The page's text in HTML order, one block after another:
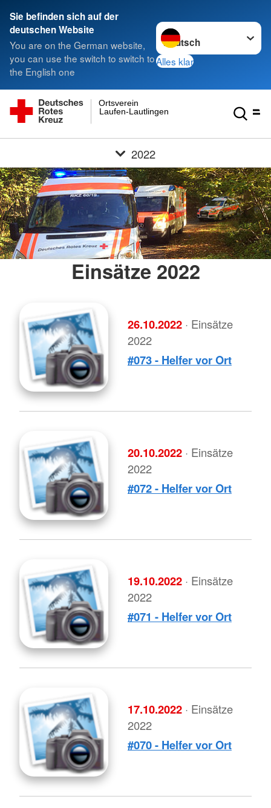
Sie befinden sich auf der
deutschen Website
You are on the German website,
you can use the switch to switch to
the English one
Sprache wechseln zu
Alles klar
Laufen-Lautlingen
Ortsverein
2022
Einsätze 2022
26.10.2022 · Einsätze
2022
#073 - Helfer vor Ort
20.10.2022 · Einsätze
2022
#072 - Helfer vor Ort
19.10.2022 · Einsätze
2022
#071 - Helfer vor Ort
17.10.2022 · Einsätze
2022
#070 - Helfer vor Ort